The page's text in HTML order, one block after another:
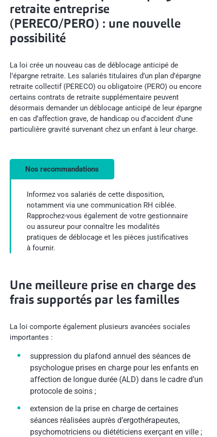
retraite entreprise
(PERECO/PERO) : une nouvelle
possibilité
La loi crée un nouveau cas de déblocage anticipé de
l’épargne retraite. Les salariés titulaires d’un plan d’épargne
retraite collectif (PERECO) ou obligatoire (PERO) ou encore
certains contrats de retraite supplémentaire peuvent
désormais demander un déblocage anticipé de leur épargne
en cas d’affection grave, de handicap ou d’accident d’une
particulière gravité survenant chez un enfant à leur charge.
Nos recommandations
Informez vos salariés de cette disposition,
notamment via une communication RH ciblée.
Rapprochez-vous également de votre gestionnaire
ou assureur pour connaître les modalités
pratiques de déblocage et les pièces justificatives
à fournir.
Une meilleure prise en charge des
frais supportés par les familles
La loi comporte également plusieurs avancées sociales
importantes :
suppression du plafond annuel des séances de
psychologue prises en charge pour les enfants en
affection de longue durée (ALD) dans le cadre d’un
protocole de soins ;
extension de la prise en charge de certaines
séances réalisées auprès d’ergothérapeutes,
psychomotriciens ou diététiciens exerçant en ville ;